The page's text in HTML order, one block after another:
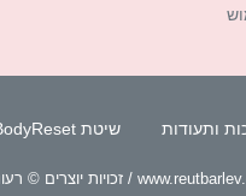
ותעודות שיטת BodyReset